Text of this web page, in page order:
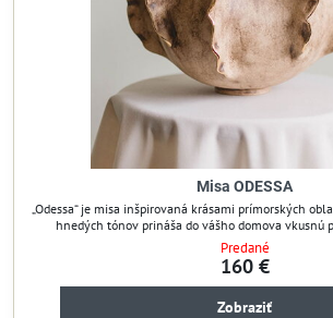
Misa ODESSA
„Odessa“ je misa inšpirovaná krásami prímorských
hnedých tónov prináša do vášho domova vkusnú
Predané
160 €
Zobraziť